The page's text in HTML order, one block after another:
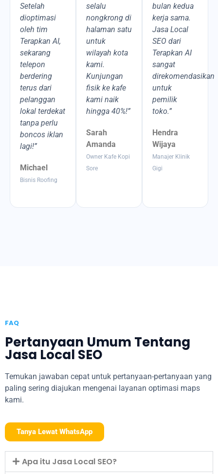
Setelah
dioptimasi
oleh tim
Terapkan AI,
sekarang
telepon
berdering
terus dari
pelanggan
lokal terdekat
tanpa perlu
boncos iklan
lagi!”
Michael
Bisnis Roofing
selalu
nongkrong di
halaman satu
untuk
wilayah kota
kami.
Kunjungan
fisik ke kafe
kami naik
hingga 40%!”
Sarah
Amanda
Owner Kafe Kopi
Sore
bulan kedua
kerja sama.
Jasa Local
SEO dari
Terapkan AI
sangat
direkomendasikan
untuk
pemilik
toko.”
Hendra
Wijaya
Manajer Klinik
Gigi
FAQ
Pertanyaan Umum Tentang
Jasa Local SEO
Temukan jawaban cepat untuk pertanyaan-pertanyaan yang
paling sering diajukan mengenai layanan optimasi maps
kami.
Tanya Lewat WhatsApp
Apa itu Jasa Local SEO?